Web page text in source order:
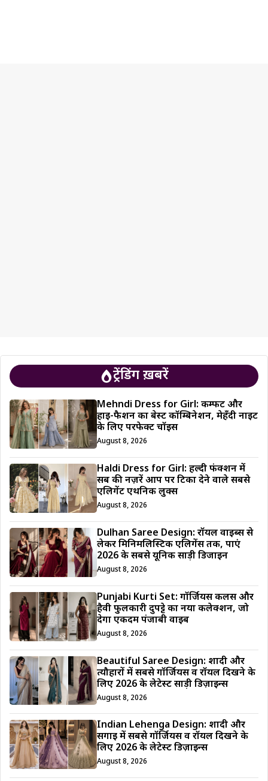
ट्रेंडिंग ख़बरें
Mehndi Dress for Girl: कम्फर्ट और
हाई-फैशन का बेस्ट कॉम्बिनेशन, मेहँदी नाइट
के लिए परफेक्ट चॉइस
August 8, 2026
Haldi Dress for Girl: हल्दी फंक्शन में
सब की नज़रें आप पर टिका देने वाले सबसे
एलिगेंट एथनिक लुक्स
August 8, 2026
Dulhan Saree Design: रॉयल वाइब्स से
लेकर मिनिमलिस्टिक एलिगेंस तक, पाएं
2026 के सबसे यूनिक साड़ी डिजाईन
August 8, 2026
Punjabi Kurti Set: गॉर्जियस कलर्स और
हैवी फुलकारी दुपट्टे का नया कलेक्शन, जो
देगा एकदम पंजाबी वाइब
August 8, 2026
Beautiful Saree Design: शादी और
त्यौहारों में सबसे गॉर्जियस व रॉयल दिखने के
लिए 2026 के लेटेस्ट साड़ी डिज़ाइन्स
August 8, 2026
Indian Lehenga Design: शादी और
सगाई में सबसे गॉर्जियस व रॉयल दिखने के
लिए 2026 के लेटेस्ट डिज़ाइन्स
August 8, 2026